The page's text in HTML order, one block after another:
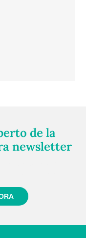
de la
newsletter